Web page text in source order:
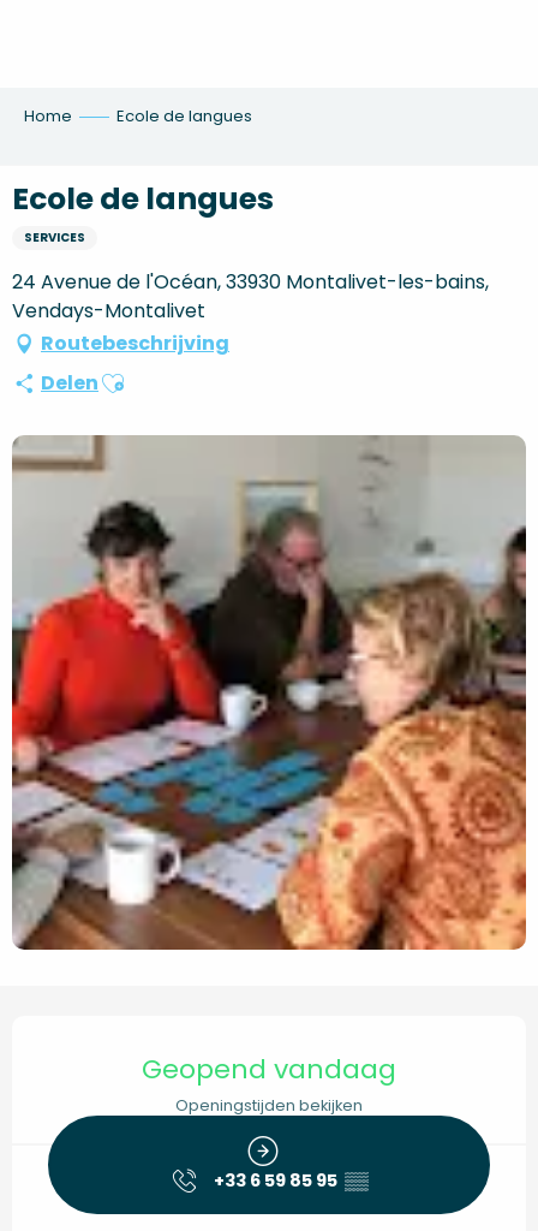
Home Ecole de langues
Ecole de langues
SERVICES
24 Avenue de l'Océan, 33930 Montalivet-les-bains,
Vendays-Montalivet
Routebeschrijving
DelenAjouter aux favoris
Geopend vandaag
Openingstijden bekijken
+33 6 59 85 95 ▒▒